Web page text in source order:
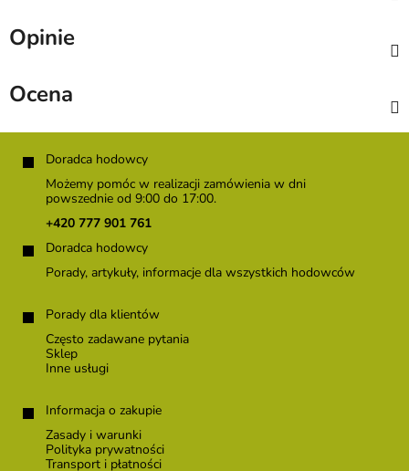
Opinie
Ocena
Doradca hodowcy
Możemy pomóc w realizacji zamówienia w dni
powszednie od 9:00 do 17:00.
+420 777 901 761
Doradca hodowcy
Porady, artykuły, informacje dla wszystkich hodowców
Porady dla klientów
Często zadawane pytania
Sklep
Inne usługi
Informacja o zakupie
Zasady i warunki
Polityka prywatności
Transport i płatności